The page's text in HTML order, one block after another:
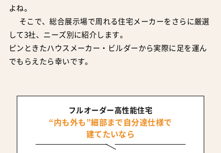
よね。
そこで、総合展示場で周れる住宅メーカーをさらに厳選
して3社、ニーズ別に紹介します。
ピンときたハウスメーカー・ビルダーから実際に足を運ん
でもらえたら幸いです。
フルオーダー高性能住宅
“内も外も”細部まで自分達仕様で
建てたいなら